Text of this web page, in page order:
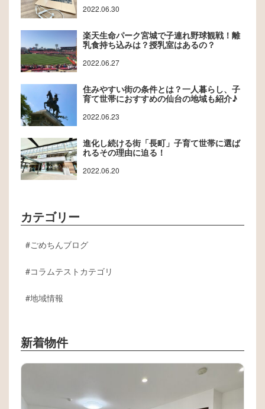
2022.06.30
楽天生命パーク宮城で子連れ野球観戦！離
乳食持ち込みは？授乳室はあるの？
2022.06.27
住みやすい街の条件とは？一人暮らし、子
育て世帯におすすめの仙台の地域も紹介♪
2022.06.23
進化し続ける街「長町」子育て世帯に選ば
れるその理由に迫る！
2022.06.20
カテゴリー
ごめちんブログ
コラムテストカテゴリ
地域情報
新着物件